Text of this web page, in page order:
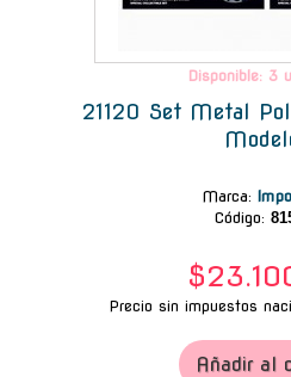
Disponible: 3
21120 Set Metal
Marca:
Código:
Precio sin impuestos
Añadir al